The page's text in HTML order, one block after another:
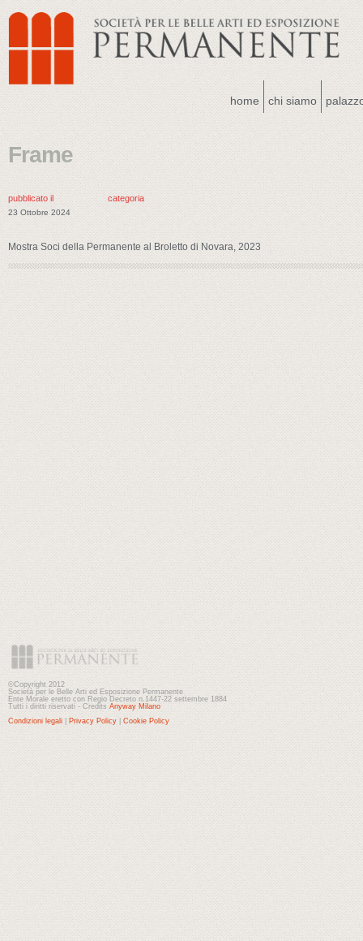
home chi siamo
Frame
pubblicato il
23 Ottobre 2024
categoria
Mostra Soci della Permanente al Broletto di Novara, 2023
©Copyright 2012
Società per le Belle Arti ed Esposizione Permanente
Ente Morale eretto con Regio Decreto n.1447-22 settembre 1884
Tutti i diritti riservati - Credits Anyway Milano
Condizioni legali
Privacy Policy Cookie Policy